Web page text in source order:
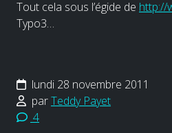
Tout cela sous l’égide de http://
Typo3…
lundi 28 novembre 2011
parTeddy Payet
4